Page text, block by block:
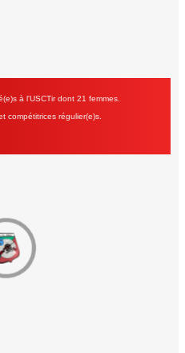
à l'USCTir dont 21 femmes.
compétitrices régulier(e)s.